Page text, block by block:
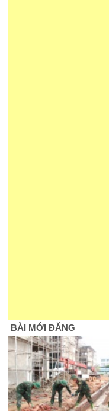
BÀI MỚI ĐĂNG